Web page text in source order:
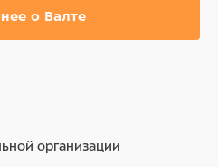
парафиновое масло,
кислота,
ментол.
о Валте
организации